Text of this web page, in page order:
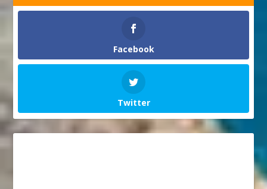
Facebook
Twitter